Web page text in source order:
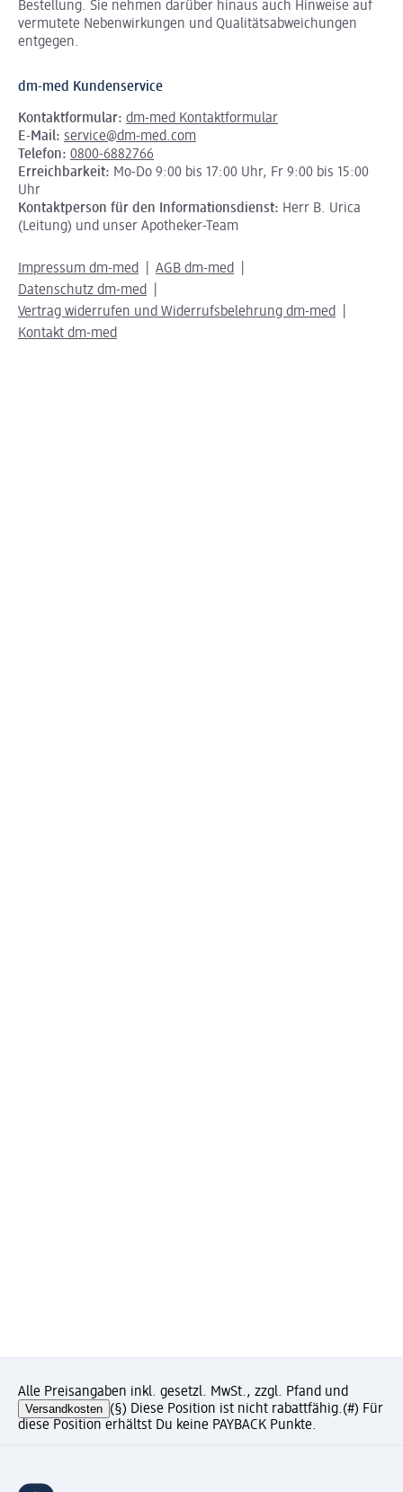
Bestellung. Sie nehmen darüber hinaus auch Hinweise auf
vermutete Nebenwirkungen und Qualitätsabweichungen
entgegen.
dm-med Kundenservice
Kontaktformular: dm-med Kontaktformular
E-Mail: service@dm-med.com
Telefon: 0800-6882766
Erreichbarkeit: Mo-Do 9:00 bis 17:00 Uhr, Fr 9:00 bis 15:00
Uhr
Kontaktperson für den Informationsdienst: Herr B. Urica
(Leitung) und unser Apotheker-Team
Impressum dm-med
AGB dm-med
Datenschutz dm-med
Vertrag widerrufen und Widerrufsbelehrung dm-med
Kontakt dm-med
Alle Preisangaben inkl. gesetzl. MwSt., zzgl. Pfand und
Versandkosten (§) Diese Position ist nicht rabattfähig.(#) Für
diese Position erhältst Du keine PAYBACK Punkte.